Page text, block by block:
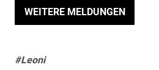
WEITERE MELDUNGEN
#Leoni